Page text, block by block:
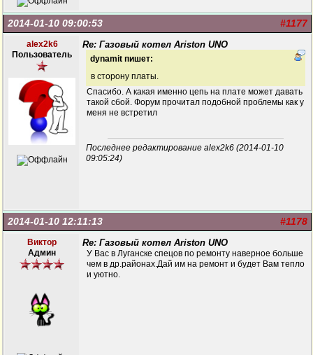
#1177
2014-01-10 09:00:53
alex2k6
Пользователь
Re: Газовый котел Ariston UNO
dynamit пишет:
в сторону платы.
Спасибо. А какая именно цепь на плате может давать
такой сбой. Форум прочитал подобной проблемы как у
меня не встретил
Последнее редактирование alex2k6 (2014-01-10
09:05:24)
#1178
2014-01-10 12:11:13
Виктор
Админ
Re: Газовый котел Ariston UNO
У Вас в Луганске спецов по ремонту наверное больше
чем в др.районах.Дай им на ремонт и будет Вам тепло
и уютно.